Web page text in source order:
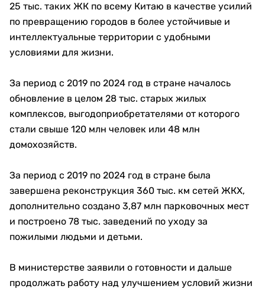
25 тыс. таких ЖК по всему Китаю в качестве усилий
по превращению городов в более устойчивые и
интеллектуальные территории с удобными
условиями для жизни.
За период с 2019 по 2024 год в стране началось
обновление в целом 28 тыс. старых жилых
комплексов, выгодоприобретателями от которого
стали свыше 120 млн человек или 48 млн
домохозяйств.
За период с 2019 по 2024 год в стране была
завершена реконструкция 360 тыс. км сетей ЖКХ,
дополнительно создано 3,87 млн парковочных мест
и построено 78 тыс. заведений по уходу за
пожилыми людьми и детьми.
В министерстве заявили о готовности и дальше
продолжать работу над улучшением условий жизни